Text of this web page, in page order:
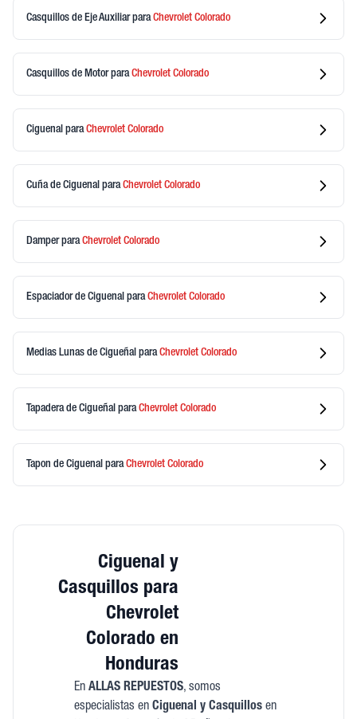
Casquillos de Eje AuxiliarparaChevrolet Colorado
Casquillos de MotorparaChevrolet Colorado
Ciguenal paraChevrolet Colorado
Cuña de Ciguenal paraChevrolet Colorado
DamperparaChevrolet Colorado
Espaciador de Ciguenal paraChevrolet Colorado
Medias Lunas de Cigueñal paraChevrolet Colorado
Tapadera de Cigueñal paraChevrolet Colorado
Tapon de Ciguenal paraChevrolet Colorado
Ciguenal y
Casquillos para
Chevrolet
Colorado en
Honduras
En ALLAS REPUESTOS, somos
especialistas en Ciguenal y Casquillosen